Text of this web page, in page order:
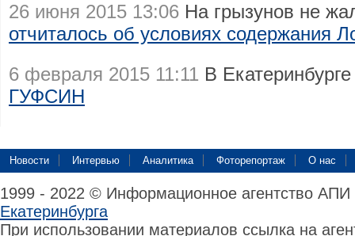
26 июня 2015 13:06 На грызунов не
отчиталось об условиях содержания
6 февраля 2015 11:11 В
ГУФСИН
Новости Интервью Аналитика Фоторепортаж О нас
1999 - 2022 © Информационное агентство
Екатеринбурга
При использовании материалов ссылка на